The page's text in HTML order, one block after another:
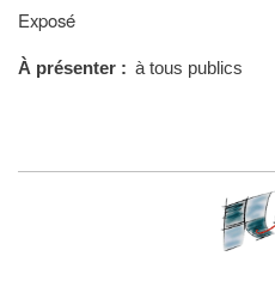
Type
présentation
Exposé
À présenter à tous publics